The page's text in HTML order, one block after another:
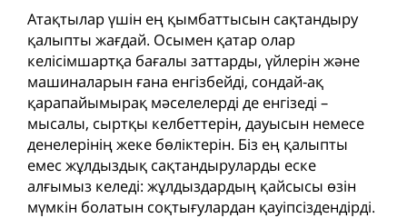
Атақтылар үшін ең қымбаттысын сақтандыру
қалыпты жағдай. Осымен қатар олар
келісімшартқа бағалы заттарды, үйлерін және
машиналарын ғана енгізбейді, сондай-ақ
қарапайымырақ мәселелерді де енгізеді –
мысалы, сыртқы келбеттерін, дауысын немесе
денелерінің жеке бөліктерін. Біз ең қалыпты
емес жұлдыздық сақтандыруларды еске
алғымыз келеді: жұлдыздардың қайсысы өзін
мүмкін болатын соқтығулардан қауіпсіздендірді.